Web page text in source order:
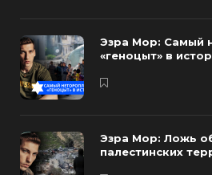
Эзра Мор: Самый
«геноцыт» в
Эзра Мор: Ложь
палестинских